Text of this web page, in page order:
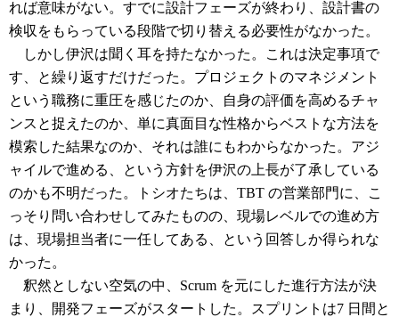
れば意味がない。すでに設計フェーズが終わり、設計書の
検収をもらっている段階で切り替える必要性がなかった。
しかし伊沢は聞く耳を持たなかった。これは決定事項で
す、と繰り返すだけだった。プロジェクトのマネジメント
という職務に重圧を感じたのか、自身の評価を高めるチャ
ンスと捉えたのか、単に真面目な性格からベストな方法を
模索した結果なのか、それは誰にもわからなかった。アジ
ャイルで進める、という方針を伊沢の上長が了承している
のかも不明だった。トシオたちは、TBT の営業部門に、こ
っそり問い合わせしてみたものの、現場レベルでの進め方
は、現場担当者に一任してある、という回答しか得られな
かった。
釈然としない空気の中、Scrum を元にした進行方法が決
まり、開発フェーズがスタートした。スプリントは7 日間と